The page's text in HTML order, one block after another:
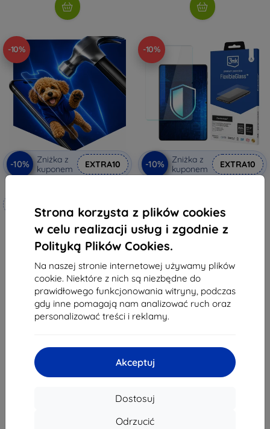
Strona korzysta z plików cookies
w celu realizacji usług i zgodnie z
Polityką Plików Cookies.
Na naszej stronie internetowej używamy plików
cookie. Niektóre z nich są niezbędne do
prawidłowego funkcjonowania witryny, podczas
gdy inne pomagają nam analizować ruch oraz
personalizować treści i reklamy.
Akceptuj
Dostosuj
Odrzucić
-10%
-10%
Zniżka z
kuponem
EXTRA10
76,90 zł
69,21 zł
Na stanie: 4 szt.
-10%
-10%
Zniżka z
kuponem
EXTRA10
59,90 zł
53,91 zł
Na stanie: > 5 szt.
1